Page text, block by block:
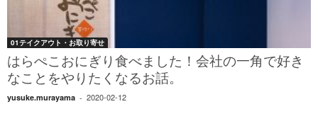
01テイクアウト・お取り寄せ
はらぺこおにぎり食べました！会社の一角で好き
なことをやりたくなるお話。
yusuke.murayama - 2020-02-12